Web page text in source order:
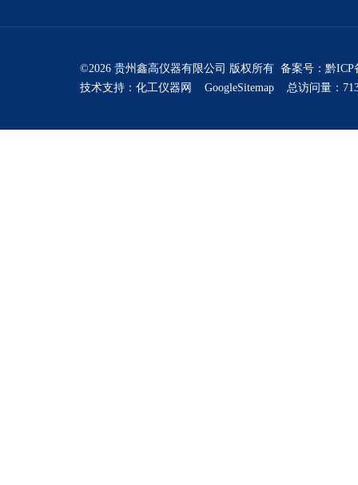
©2026 贵州鑫高仪器有限公司 版权所有 备案号： 黔ICP
技术支持： 化工仪器网 GoogleSitemap 总访问量：